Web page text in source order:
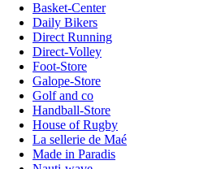
Basket-Center
Daily Bikers
Direct Running
Direct-Volley
Foot-Store
Galope-Store
Golf and co
Handball-Store
House of Rugby
La sellerie de Maé
Made in Paradis